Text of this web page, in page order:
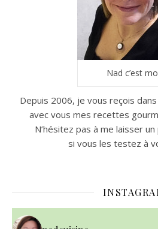
Nad c’est
Depuis 2006, je vous reçois
avec vous mes recettes
N’hésitez pas à me laisser
si vous les testez à